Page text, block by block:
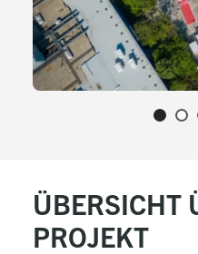
ÜBERSICHT
PROJEKT